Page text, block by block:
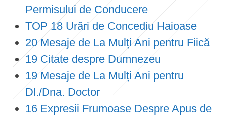
Permisului de Conducere
TOP 18 Urări de Concediu Haioase
20 Mesaje de La Mulți Ani pentru Fiică
19 Citate despre Dumnezeu
19 Mesaje de La Mulți Ani pentru
Dl./Dna. Doctor
16 Expresii Frumoase Despre Apus de